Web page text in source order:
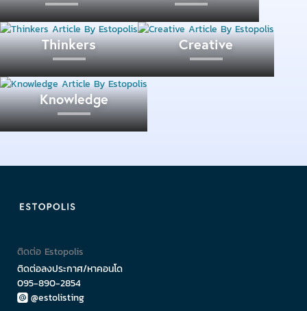
Thinkers Creative
Knowledge
ติดต่อ Estopolis
ติดต่อลงประกาศ/หาคอนโด
095-890-2854
@estolisting